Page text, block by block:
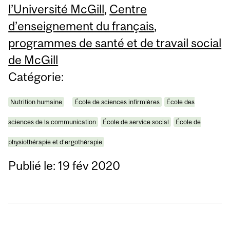
l’Université McGill, Centre
d’enseignement du français,
programmes de santé et de travail social
de McGill
Catégorie:
Nutrition humaine École de sciences infirmières École des
sciences de la communication École de service social École de
physiothérapie et d'ergothérapie
Publié le: 19 fév 2020